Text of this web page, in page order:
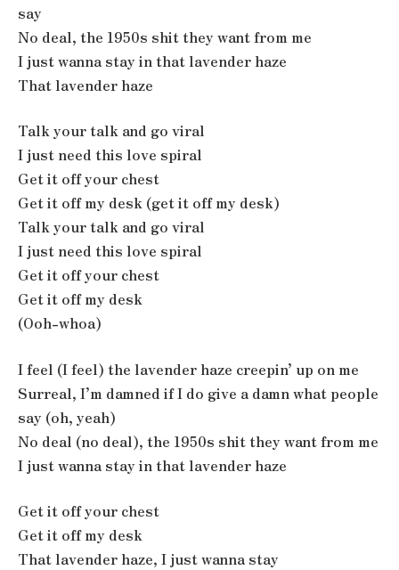
say
No deal, the 1950s shit they want from me
I just wanna stay in that lavender haze
That lavender haze
Talk your talk and go viral
I just need this love spiral
Get it off your chest
Get it off my desk (get it off my desk)
Talk your talk and go viral
I just need this love spiral
Get it off your chest
Get it off my desk
(Ooh-whoa)
I feel (I feel) the lavender haze creepin’ up on me
Surreal, I’m damned if I do give a damn what people
say (oh, yeah)
No deal (no deal), the 1950s shit they want from me
I just wanna stay in that lavender haze
Get it off your chest
Get it off my desk
That lavender haze, I just wanna stay